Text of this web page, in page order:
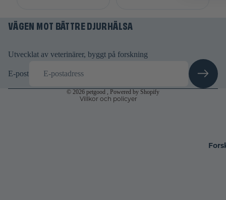
VÄGEN MOT BÄTTRE DJURHÄLSA
Utvecklat av veterinärer, byggt på forskning
E-post
© 2026 petgood , Powered by Shopify
Villkor och policyer
Användarvillkor
Rättsligt meddelande